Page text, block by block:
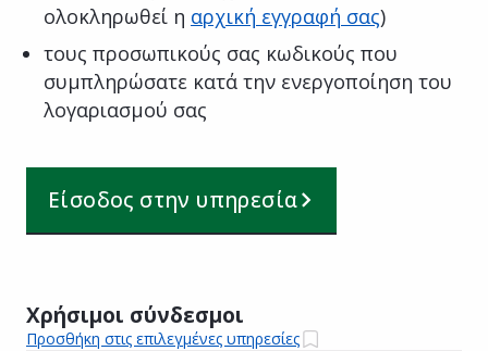
ολοκληρωθεί η αρχική εγγραφή σας)
τους προσωπικούς σας κωδικούς που
συμπληρώσατε κατά την ενεργοποίηση του
λογαριασμού σας
Είσοδος στην υπηρεσία
Χρήσιμοι σύνδεσμοι
Προσθήκη στις επιλεγμένες υπηρεσίες